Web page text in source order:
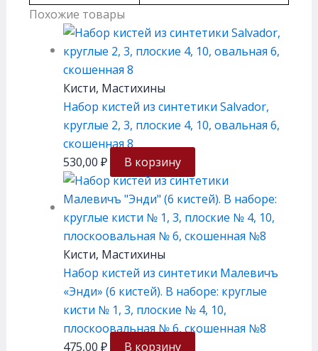
Похожие товары
Кисти, Мастихины
Набор кистей из синтетики Salvador,
круглые 2, 3, плоские 4, 10, овальная 6,
скошенная 8
530,00 ₽ В корзину
Кисти, Мастихины
Набор кистей из синтетики Малевичъ
«Энди» (6 кистей). В наборе: круглые
кисти № 1, 3, плоские № 4, 10,
плоскоовальная № 6, скошенная №8
475,00 ₽ В корзину